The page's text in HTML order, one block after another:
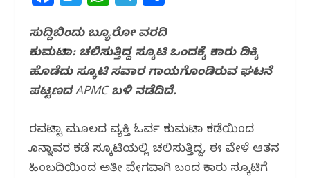
c
e
b
o
o
k
itt
e
r
at
s
A
p
p
e
g
ra
m
ar
e
ಸುದ್ದಿಬಿಂದು ಬ್ಯೂರೋ ವರದಿ
ಕುಮಟಾ: ಚಲಿಸುತ್ತಿದ್ದ ಸ್ಕೂಟಿ‌ ಒಂದಕ್ಕೆ‌ ಕಾರು ಡಿಕ್ಕಿ‌
ಹೊಡೆದು ಸ್ಕೂಟಿ ಸವಾರ ಗಾಯಗೊಂಡಿರುವ ಘಟನೆ
ಪಟ್ಟಣದ APMC ಬಳಿ ನಡೆದಿದೆ.
ಹೆರವಟ್ಟಾ ಮೂಲದ ವ್ಯಕ್ತಿ ಓರ್ವ ಕುಮಟಾ ಕಡೆಯಿಂದ
ಹೊನ್ನಾವರ ಕಡೆ ಸ್ಕೂಟಿಯಲ್ಲಿ ಚಲಿಸುತ್ತಿದ್ದ, ಈ ವೇಳೆ ಆತ‌ನ
ಹಿಂಬದಿಯಿಂದ ಅತೀ ವೇಗವಾಗಿ ಬಂದ‌ ಕಾರು ಸ್ಕೂಟಿಗೆ